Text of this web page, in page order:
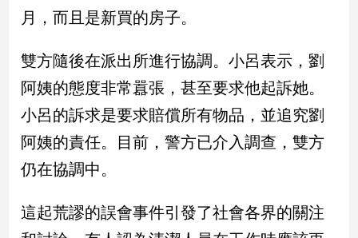
觀
點
娛
樂
娛
星
流
行/
月，而且是新買的房子。
雙方隨後在派出所進行協調。小呂表示，劉
阿姨的態度非常囂張，甚至要求他起訴她。
小呂的訴求是要求賠償所有物品，並追究劉
阿姨的責任。目前，警方已介入調查，雙方
仍在協調中。
這起荒謬的誤會事件引發了社會各界的關注